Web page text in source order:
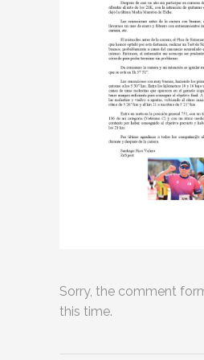
Sorry, the comment
this time.